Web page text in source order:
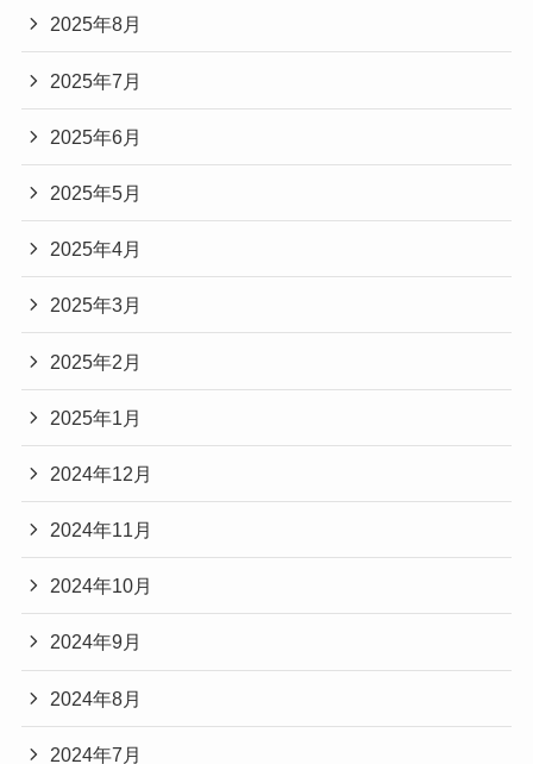
2025年8月
2025年7月
2025年6月
2025年5月
2025年4月
2025年3月
2025年2月
2025年1月
2024年12月
2024年11月
2024年10月
2024年9月
2024年8月
2024年7月